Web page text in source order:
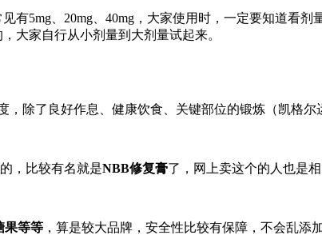
有5mg、20mg、40mg，大家使用时，一定要知道看
大家自行从小剂量到大剂量试起来。
除了良好作息、健康饮食、关键部位的锻炼（凯格
，比较有名就是NBB修复膏了，网上卖这个的人也是
果等等 ，算是较大品牌，安全性比较有保障，不会乱